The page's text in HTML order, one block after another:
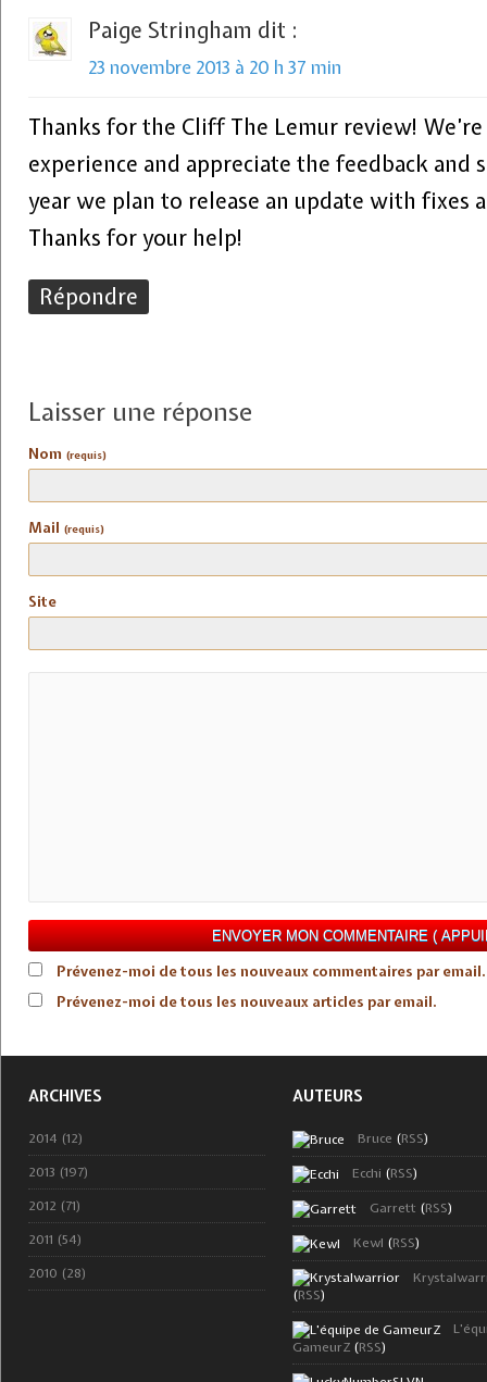
Paige Stringham dit :
23 novembre 2013 à 20 h 37 min
Thanks for the Cliff The Lemur review!
experience and appreciate the feedback and
year we plan to release an update with fixes
Thanks for your help!
Répondre
Laisser une réponse
Nom (requis)
Mail (requis)
Site
Prévenez-moi de tous les nouveaux commentaires par email.
Prévenez-moi de tous les nouveaux articles par email.
ARCHIVES
2014 (12)
2013 (197)
2012 (71)
2011 (54)
2010 (28)
AUTEURS
Bruce (RSS)
Ecchi (RSS)
Garrett (RSS)
Kewl (RSS)
(RSS)
GameurZ (RSS)